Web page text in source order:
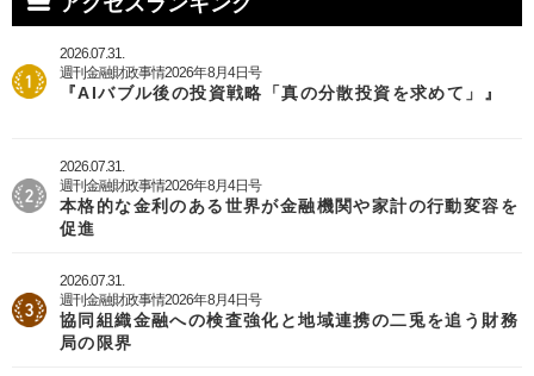
2026.07.31.
週刊金融財政事情2026年8月4日号
『AIバブル後の投資戦略「真の分散投資を求めて」』
2026.07.31.
週刊金融財政事情2026年8月4日号
本格的な金利のある世界が金融機関や家計の行動変容を
促進
2026.07.31.
週刊金融財政事情2026年8月4日号
協同組織金融への検査強化と地域連携の二兎を追う財務
局の限界